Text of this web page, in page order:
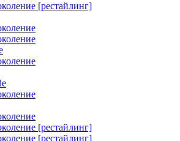
[рестайлинг]
[рестайлинг]
[рестайлинг]